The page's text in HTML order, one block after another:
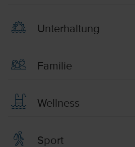
Unterhaltung
Familie
Wellness
Sport